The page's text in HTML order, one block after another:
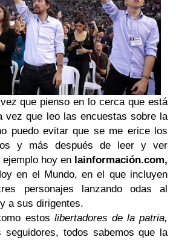
en lo cerca que está
vez que leo las encuestas sobre la
puedo evitar que se me erice los
y más después de leer y ver
hoy en lainformación.com,
en el Mundo, en el que incluyen
personajes lanzando odas al
a sus dirigentes.
estos libertadores de la patria,
seguidores, todos sabemos que la